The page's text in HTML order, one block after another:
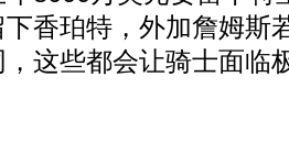
香珀特，外加詹姆斯
这些都会让骑士面临